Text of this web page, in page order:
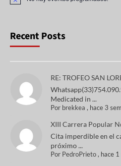
o
Recent Posts
RE: TROFEO SAN
Medicated in ...
Por brekkea , hace 3
XIII Carrera Popular
Cita imperdible en el
próximo ...
Por PedroPrieto, hace 1